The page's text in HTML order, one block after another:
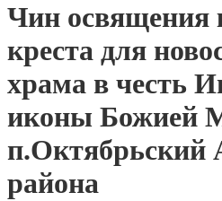
Чин освящения
креста для
храма в честь
иконы Божией
п.Октябрьский
района